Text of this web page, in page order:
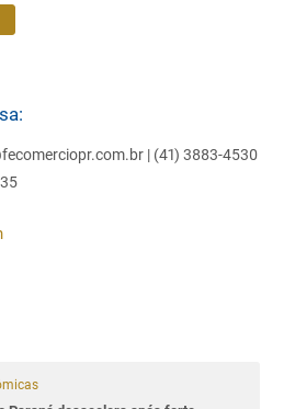
| (41) 3883-4530